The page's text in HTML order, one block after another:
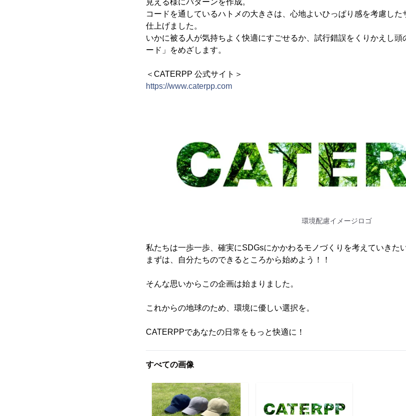
コードを通しているハトメの大きさは、心地よいひっぱり感を考慮した
仕上げました。
いかに被る人が気持ちよく快適にすごせるか、試行錯誤をくりかえし
ード」をめざします。
＜CATERPP 公式サイト＞
https://www.caterpp.com
環境配慮イメージロゴ
私たちは一歩一歩、確実にSDGsにかかわるモノづくりを考えていきたい
まずは、自分たちのできるところから始めよう！！
そんな思いからこの企画は始まりました。
これからの地球のため、環境に優しい選択を。
CATERPPであなたの日常をもっと快適に！
すべての画像